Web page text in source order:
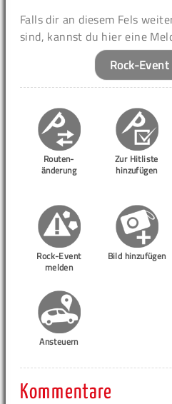
Falls dir an diesem Fels
sind, kannst du hier eine
Rock-
Routen-
änderung
Zur Hitliste
hinzufügen
Rock-Event
melden
Bild hinzufügen
Ansteuern
Kommentare